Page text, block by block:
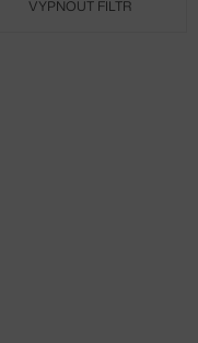
VYPNOUT FILTR